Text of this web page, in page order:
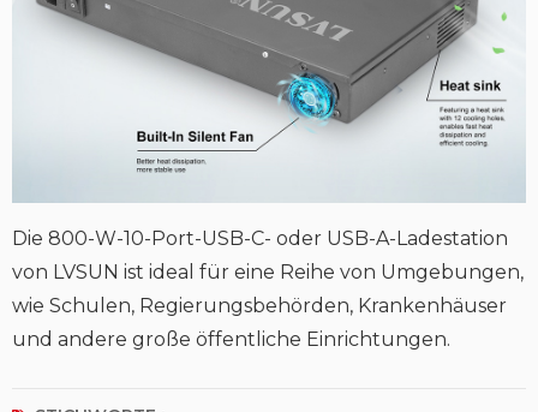
Die 800-W-10-Port-USB-C- oder USB-A-Ladestation
von LVSUN ist ideal für eine Reihe von Umgebungen,
wie Schulen, Regierungsbehörden, Krankenhäuser
und andere große öffentliche Einrichtungen.